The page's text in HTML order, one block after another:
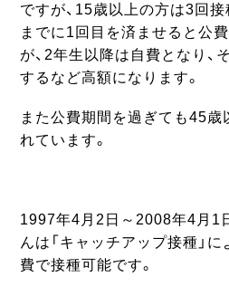
ですが、15歳以上の方は3回接
までに1回目を済ませると公
が、2年生以降は自費となり、
するなど高額になります。
また公費期間を過ぎても45歳
れています。
1997年4月2日～2008年4月1
んは「キャッチアップ接種」
費で接種可能です。